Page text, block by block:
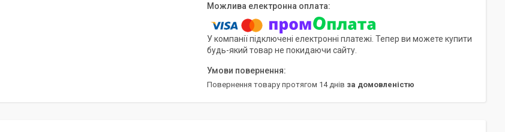
У компанії підключені електронні платежі. Тепер ви можете купити
будь-який товар не покидаючи сайту.
повернення товару протягом 14 днів за домовленістю